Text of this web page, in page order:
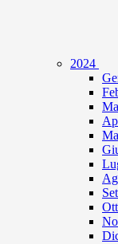
2024